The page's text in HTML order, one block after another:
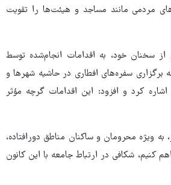
مردمی مانند مساجد و هیئت‌ها را تقویت
سخنان خود، به اقدامات انجام‌شده توسط
سفره‌های افطاری در حاشیه شهرها و
کرد و افزود: این اقدامات گرچه مؤثر
به ویژه محرومان و ساکنان مناطق دورافتاده،
کنیم، شکافی در ارتباط جامعه با این کانون